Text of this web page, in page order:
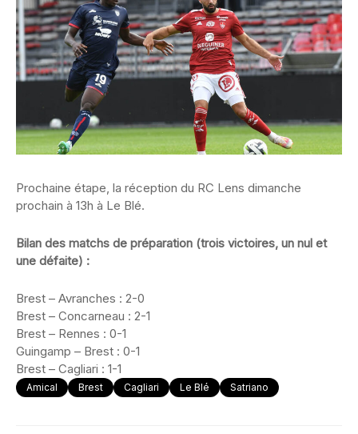
Prochaine étape, la réception du RC Lens dimanche
prochain à 13h à Le Blé.
Bilan des matchs de préparation (trois victoires, un nul et
une défaite) :
Brest – Avranches : 2-0
Brest – Concarneau : 2-1
Brest – Rennes : 0-1
Guingamp – Brest : 0-1
Brest – Cagliari : 1-1
Amical Brest Cagliari Le Blé Satriano